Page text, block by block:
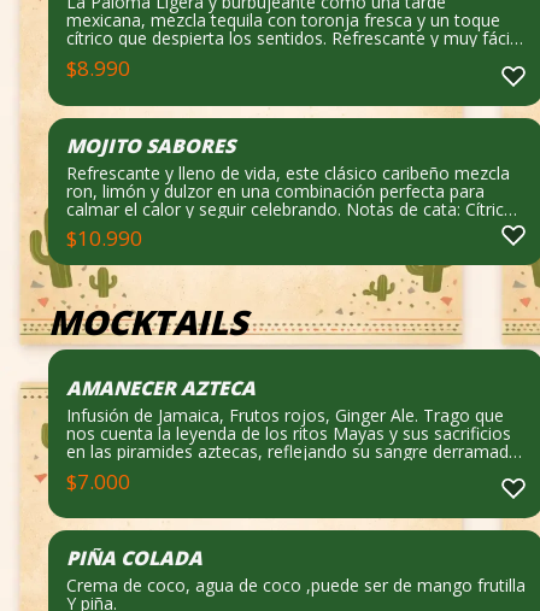
mexicana, mezcla tequila con toronja fresca y un toque
cítrico que despierta los sentidos. Refrescante y muy fácil
de disfrutar. Notas de cata: Cítrico, suave y refrescante.
Qué lleva: Tequila, jugo de toronja, limón, toque dulce y
$8.990
MOJITO SABORES
Refrescante y lleno de vida, este clásico caribeño mezcla
ron, limón y dulzor en una combinación perfecta para
calmar el calor y seguir celebrando. Notas de cata: Cítrico,
dulce y muy refrescante. pueden elegir frutilla, maracuya,
mango
$10.990
MOCKTAILS
AMANECER AZTECA
Infusión de Jamaica, Frutos rojos, Ginger Ale. Trago que
nos cuenta la leyenda de los ritos Mayas y sus sacrificios
en las piramides aztecas, reflejando su sangre derramada
y su corazon dividido por los frutos rojos dentro de una
copa color vino que alverga toda su historia antigua y
$7.000
PIÑA COLADA
Crema de coco, agua de coco ,puede ser de mango frutilla
Y piña.